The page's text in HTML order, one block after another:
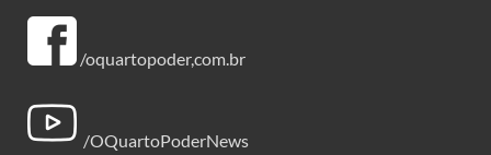
/oquartopoder,com.br
/OQuartoPoderNews